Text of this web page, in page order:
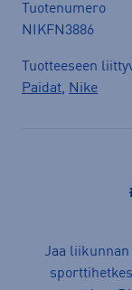
Tuotenumero
NIKFN3886
Tuotteeseen
Paidat, Nike
Jaa